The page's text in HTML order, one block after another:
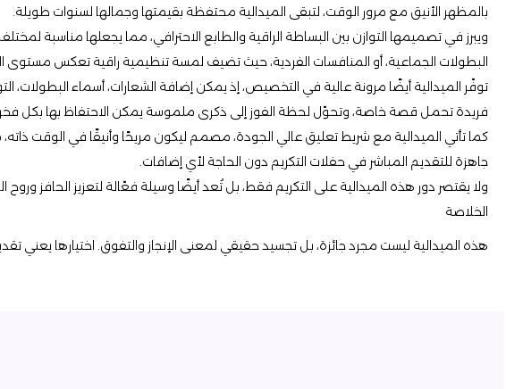
بالمظهر الأنيق مع مرور الوقت، لتبقى الميدالية محتفظة بقيمتها وجمالها لسنوات طويلة.
ويبرز في تصميمها التوازن بين البساطة الراقية والطابع الاحترافي، مما يجعلها مناسبة
البطولات الجماعية، أو المنافسات الفردية، حيث تضيف لمسة تنظيمية راقية تعكس مستوى
توفّر الميدالية أيضًا مرونة عالية في التخصيص، إذ يمكن إضافة الشعارات، أسماء
فريدة تحمل قصة خاصة، وتحوّل لحظة الفوز إلى ذكرى ملموسة يمكن الاحتفاظ بها بكل
كما تأتي الميدالية مع شريط تعليق عالي الجودة، مصمم ليكون مريحًا وأنيقًا في الوقت
جاهزة للتقديم المباشر في حفلات التكريم دون الحاجة لأي إضافات.
ولا يقتصر دور هذه الميدالية على التكريم فقط، بل تُعد أيضًا وسيلة فعّالة لتعزيز الحافز
الخلاصة
هذه الميدالية ليست مجرد جائزة، بل تجسيد حقيقي لمعنى الإنجاز والتفوق. اختيارها